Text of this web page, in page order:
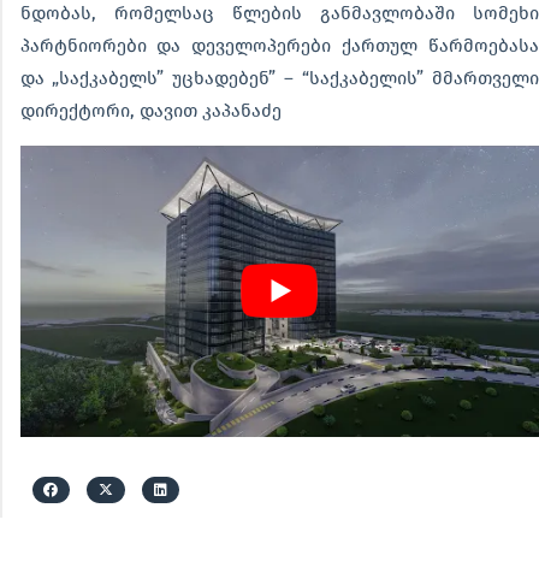
ნდობას, რომელსაც წლების განმავლობაში სომეხი
პარტნიორები და დეველოპერები ქართულ წარმოებასა
და „საქკაბელს” უცხადებენ” – “საქკაბელის” მმართველი
დირექტორი, დავით კაპანაძე